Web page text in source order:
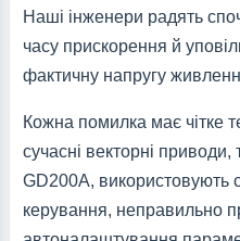
Наші інженери радять
часу прискорення й
фактичну напругу
Кожна помилка має чітке
сучасні векторні приводи,
GD200A, використовують
керування, неправильно